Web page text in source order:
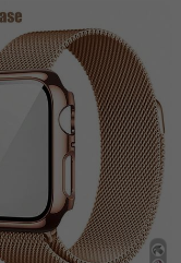
Utile(0)
Couleur: Perle étoilée / Taille: 42/44/45/49 mm (s10) 46 mm
Utile(0)
Couleur: Dentelle d'argent / Taille: 42/44/45/49 mm (s10) 46 mm
élastique, cadeau uniqu
fête des mères,
petite amie